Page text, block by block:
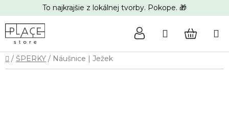
na
obsah
To najkrajšie z lokálnej tvorby. Pokope. 🎁
Hľadať
Domov
/ ŠPERKY / Náušnice | Ježek